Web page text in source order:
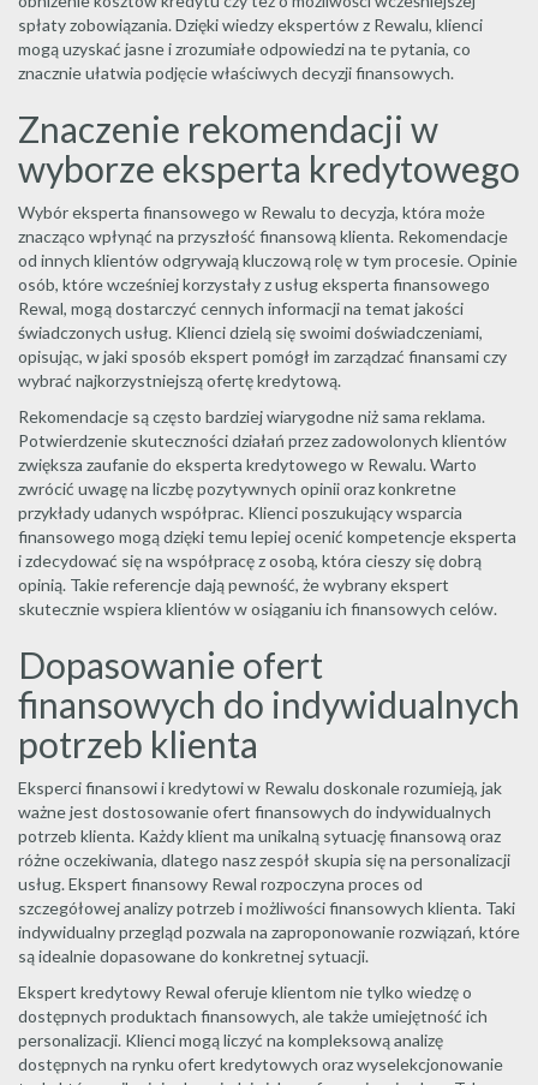
spłaty zobowiązania. Dzięki wiedzy ekspertów z Rewalu, klienci
mogą uzyskać jasne i zrozumiałe odpowiedzi na te pytania, co
znacznie ułatwia podjęcie właściwych decyzji finansowych.
Znaczenie rekomendacji w
wyborze eksperta kredytowego
Wybór eksperta finansowego w Rewalu to decyzja, która może
znacząco wpłynąć na przyszłość finansową klienta. Rekomendacje
od innych klientów odgrywają kluczową rolę w tym procesie. Opinie
osób, które wcześniej korzystały z usług eksperta finansowego
Rewal, mogą dostarczyć cennych informacji na temat jakości
świadczonych usług. Klienci dzielą się swoimi doświadczeniami,
opisując, w jaki sposób ekspert pomógł im zarządzać finansami czy
wybrać najkorzystniejszą ofertę kredytową.
Rekomendacje są często bardziej wiarygodne niż sama reklama.
Potwierdzenie skuteczności działań przez zadowolonych klientów
zwiększa zaufanie do eksperta kredytowego w Rewalu. Warto
zwrócić uwagę na liczbę pozytywnych opinii oraz konkretne
przykłady udanych współprac. Klienci poszukujący wsparcia
finansowego mogą dzięki temu lepiej ocenić kompetencje eksperta
i zdecydować się na współpracę z osobą, która cieszy się dobrą
opinią. Takie referencje dają pewność, że wybrany ekspert
skutecznie wspiera klientów w osiąganiu ich finansowych celów.
Dopasowanie ofert
finansowych do indywidualnych
potrzeb klienta
Eksperci finansowi i kredytowi w Rewalu doskonale rozumieją, jak
ważne jest dostosowanie ofert finansowych do indywidualnych
potrzeb klienta. Każdy klient ma unikalną sytuację finansową oraz
różne oczekiwania, dlatego nasz zespół skupia się na personalizacji
usług. Ekspert finansowy Rewal rozpoczyna proces od
szczegółowej analizy potrzeb i możliwości finansowych klienta. Taki
indywidualny przegląd pozwala na zaproponowanie rozwiązań, które
są idealnie dopasowane do konkretnej sytuacji.
Ekspert kredytowy Rewal oferuje klientom nie tylko wiedzę o
dostępnych produktach finansowych, ale także umiejętność ich
personalizacji. Klienci mogą liczyć na kompleksową analizę
dostępnych na rynku ofert kredytowych oraz wyselekcjonowanie